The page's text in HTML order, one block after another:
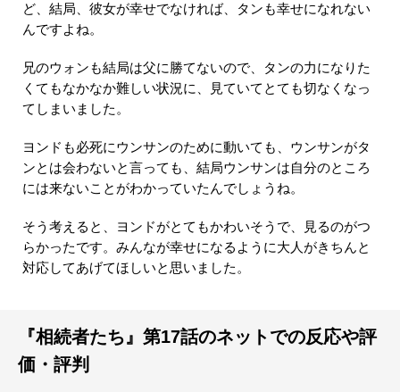
ど、結局、彼女が幸せでなければ、タンも幸せになれない
んですよね。
兄のウォンも結局は父に勝てないので、タンの力になりた
くてもなかなか難しい状況に、見ていてとても切なくなっ
てしまいました。
ヨンドも必死にウンサンのために動いても、ウンサンがタ
ンとは会わないと言っても、結局ウンサンは自分のところ
には来ないことがわかっていたんでしょうね。
そう考えると、ヨンドがとてもかわいそうで、見るのがつ
らかったです。みんなが幸せになるように大人がきちんと
対応してあげてほしいと思いました。
『相続者たち』第17話のネットでの反応や評
価・評判